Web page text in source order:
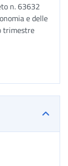
n. 63632
e delle
trimestre